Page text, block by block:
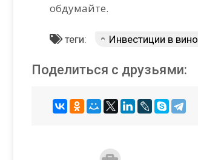
обдумайте.
теги: Инвестиции в вино
Поделиться с друзьями: